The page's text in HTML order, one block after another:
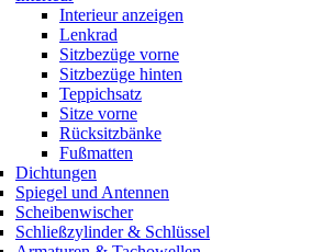
Interieur anzeigen
Lenkrad
Sitzbezüge vorne
Sitzbezüge hinten
Teppichsatz
Sitze vorne
Rücksitzbänke
Fußmatten
Dichtungen
Spiegel und Antennen
Scheibenwischer
Schließzylinder & Schlüssel